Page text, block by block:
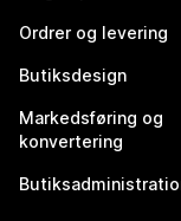
Ordrer og levering
Butiksdesign
Markedsføring og
konvertering